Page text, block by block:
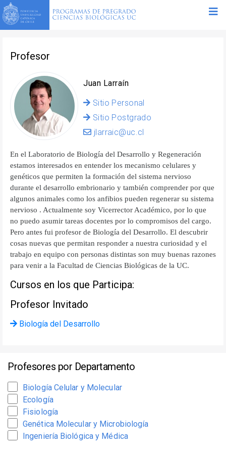
Profesor
Juan Larraín
Sitio Personal
Sitio Postgrado
jlarraic@uc.cl
En el Laboratorio de Biología del Desarrollo y Regeneración
estamos interesados en entender los mecanismo celulares y
genéticos que permiten la formación del sistema nervioso
durante el desarrollo embrionario y también comprender por que
algunos animales como los anfibios pueden regenerar su sistema
nervioso . Actualmente soy Vicerrector Académico, por lo que
no puedo asumir tareas docentes por lo compromisos del cargo.
Pero antes fui profesor de Biología del Desarrollo. El descubrir
cosas nuevas que permitan responder a nuestra curiosidad y el
trabajo en equipo con personas distintas son muy buenas razones
para venir a la Facultad de Ciencias Biológicas de la UC.
Cursos en los que Participa:
Profesor Invitado
Biología del Desarrollo
Profesores por Departamento
Biología Celular y Molecular
Ecología
Fisiología
Genética Molecular y Microbiología
Ingeniería Biológica y Médica